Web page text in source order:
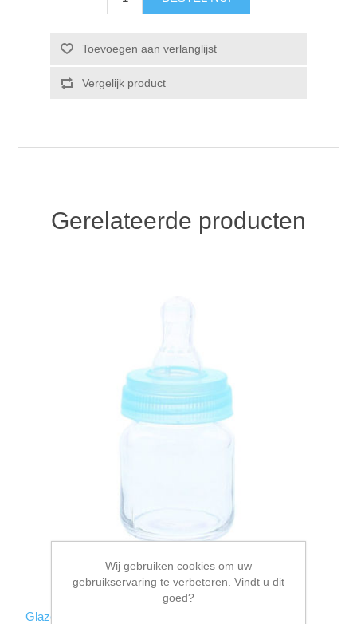
Gerelateerde producten
Glazen papflesje blauw
Wij gebruiken cookies om uw
gebruikservaring te verbeteren. Vindt u dit
goed?